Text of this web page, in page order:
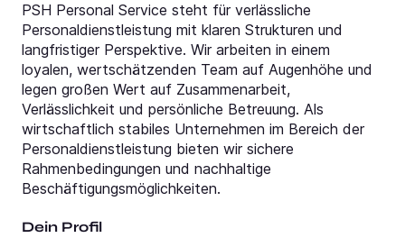
PSH Personal Service steht für verlässliche
Personaldienstleistung mit klaren Strukturen und
langfristiger Perspektive. Wir arbeiten in einem
loyalen, wertschätzenden Team auf Augenhöhe und
legen großen Wert auf Zusammenarbeit,
Verlässlichkeit und persönliche Betreuung. Als
wirtschaftlich stabiles Unternehmen im Bereich der
Personaldienstleistung bieten wir sichere
Rahmenbedingungen und nachhaltige
Beschäftigungsmöglichkeiten.
Dein Profil